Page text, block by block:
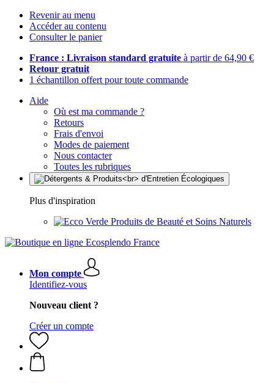
Revenir au menu
Accéder au contenu
Consulter le panier
France : Livraison standard gratuite à partir de 64,90 €
Retour gratuit
1 échantillon offert pour toute commande
Aide
Où est ma commande ?
Retours
Frais d'envoi
Modes de paiement
Nous contacter
Toutes les rubriques
Plus d'inspiration
Produits de Beauté et Soins Naturels
Mon compte
Identifiez-vous
Nouveau client ?
Créer un compte